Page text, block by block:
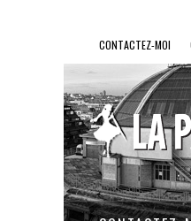
CONTACTEZ-MOI